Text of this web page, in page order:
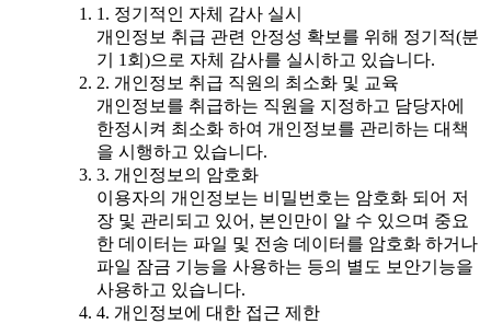
1. 정기적인 자체 감사 실시
개인정보 취급 관련 안정성 확보를 위해 정기적(분
기 1회)으로 자체 감사를 실시하고 있습니다.
2. 개인정보 취급 직원의 최소화 및 교육
개인정보를 취급하는 직원을 지정하고 담당자에
한정시켜 최소화 하여 개인정보를 관리하는 대책
을 시행하고 있습니다.
3. 개인정보의 암호화
이용자의 개인정보는 비밀번호는 암호화 되어 저
장 및 관리되고 있어, 본인만이 알 수 있으며 중요
한 데이터는 파일 및 전송 데이터를 암호화 하거나
파일 잠금 기능을 사용하는 등의 별도 보안기능을
사용하고 있습니다.
4. 개인정보에 대한 접근 제한